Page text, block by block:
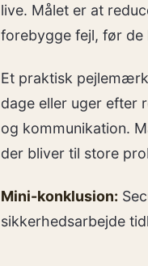
live. Målet er at
forebygge fejl, før
Et praktisk
dage eller uger efter
og kommunikation.
der bliver til store
Mini-konklusion:
sikkerhedsarbejde